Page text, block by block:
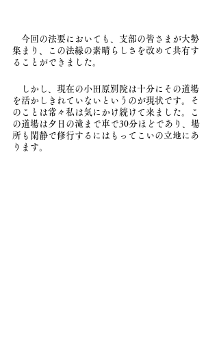
今回の法要においても、支部の皆さまが大勢
集まり、この法縁の素晴らしさを改めて共有す
ることができました。
しかし、現在の小田原別院は十分にその道場
を活かしきれていないというのが現状です。そ
のことは常々私は気にかけ続けて来ました。こ
の道場は夕日の滝まで車で30分ほどであり、場
所も閑静で修行するにはもってこいの立地にあ
ります。